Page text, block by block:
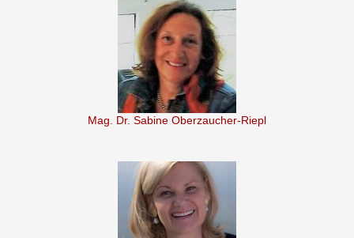
Mag. Dr. Sabine Oberzaucher-Riepl